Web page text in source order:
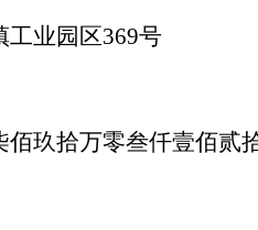
工业园区369号
佰玖拾万零叁仟壹佰贰